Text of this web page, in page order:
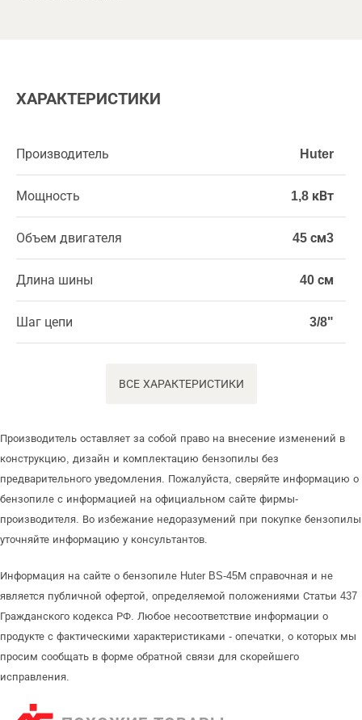
ХАРАКТЕРИСТИКИ
Производитель Huter
Мощность 1,8 кВт
Объем двигателя 45 см3
Длина шины 40 см
Шаг цепи 3/8"
ВСЕ ХАРАКТЕРИСТИКИ
Производитель оставляет за собой право на внесение изменений в
конструкцию, дизайн и комплектацию бензопилы без
предварительного уведомления. Пожалуйста, сверяйте информацию о
бензопиле с информацией на официальном сайте фирмы-
производителя. Во избежание недоразумений при покупке бензопилы
уточняйте информацию у консультантов.
Информация на сайте о бензопиле Huter BS-45М справочная и не
является публичной офертой, определяемой положениями Статьи 437
Гражданского кодекса РФ. Любое несоответствие информации о
продукте с фактическими характеристиками - опечатки, о которых мы
просим сообщать в форме обратной связи для скорейшего
исправления.